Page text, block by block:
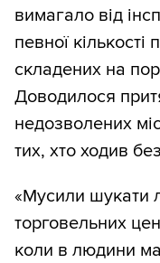
вимагало від
певної кількості
складених на
Доводилося
недозволених
тих, хто ходив
«Мусили шукати
торговельних
коли в людини